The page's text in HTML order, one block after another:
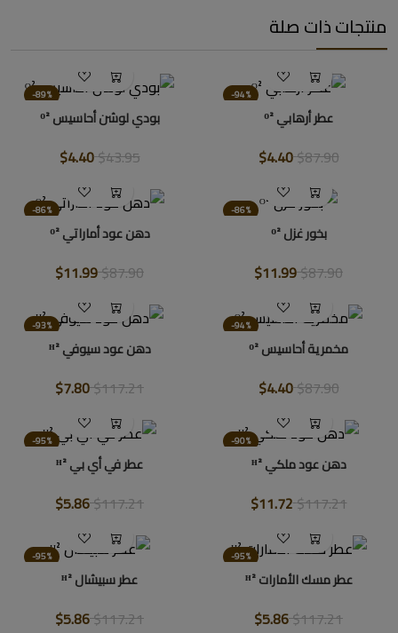
منتجات ذات صلة
-94%
عطر أرهابي ᴼ²
$87.90
$4.40
-89%
بودي لوشن أحاسيس ᴼ²
$43.95
$4.40
-86%
بخور غزل ᴼ²
$87.90
$11.99
-86%
دهن عود أماراتي ᴼ²
$87.90
$11.99
-94%
مخمرية أحاسيس ᴼ²
$87.90
$4.40
-93%
دهن عود سيوفي ᴴ²
$117.21
$7.80
-90%
دهن عود ملكي ᴴ²
$117.21
$11.72
-95%
عطر في أي بي ᴴ²
$117.21
$5.86
-95%
عطر مسك الأمارات ᴴ²
$117.21
$5.86
-95%
عطر سبيشال ᴴ²
$117.21
$5.86